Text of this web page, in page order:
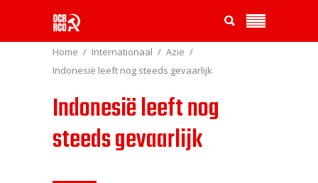
Home Internationaal
Azië
Indonesië leeft nog steeds gevaarlijk
Indonesië leeft nog
steeds gevaarlijk